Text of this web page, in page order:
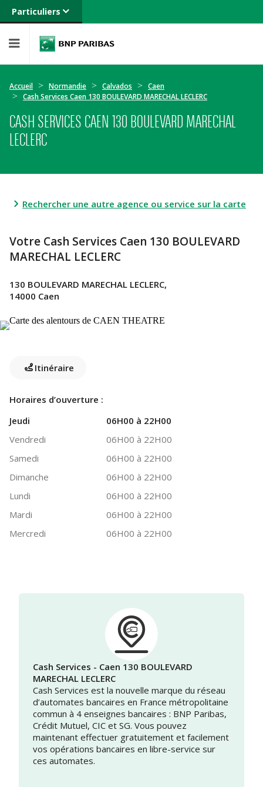
Particuliers
Banque privée
Entreprises
Accueil Normandie Calvados
Caen
Cash Services Caen 130 BOULEVARD MARECHAL LECLERC
CASH SERVICES CAEN 130 BOULEVARD MARECHAL
LECLERC
Rechercher une autre agence ou service sur la carte
Votre Cash Services Caen 130 BOULEVARD
MARECHAL LECLERC
130 BOULEVARD MARECHAL LECLERC,
14000 Caen
Itinéraire
Horaires d’ouverture :
Jeudi
06H00 à 22H00
Vendredi
06H00 à 22H00
Samedi
06H00 à 22H00
Dimanche
06H00 à 22H00
Lundi
06H00 à 22H00
Mardi
06H00 à 22H00
Mercredi
06H00 à 22H00
Cash Services - Caen 130 BOULEVARD
MARECHAL LECLERC
Cash Services est la nouvelle marque du réseau
d’automates bancaires en France métropolitaine
commun à 4 enseignes bancaires : BNP Paribas,
Crédit Mutuel, CIC et SG. Vous pouvez
maintenant effectuer gratuitement et facilement
vos opérations bancaires en libre-service sur
ces automates.